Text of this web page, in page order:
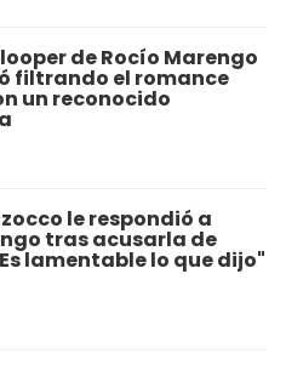
de Rocío Marengo
filtrando el romance
un reconocido
le respondió a
tras acusarla de
lamentable lo que dijo"